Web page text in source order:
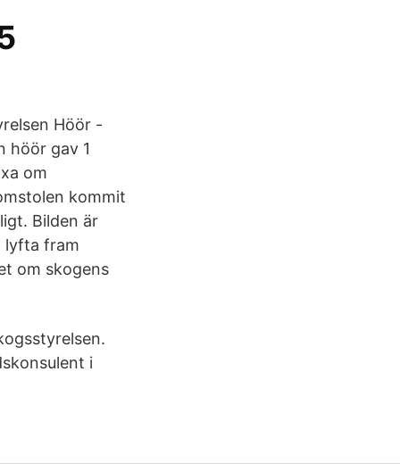
Höör -
höör gav 1
om
kommit
Bilden är
lyfta fram
om skogens
i